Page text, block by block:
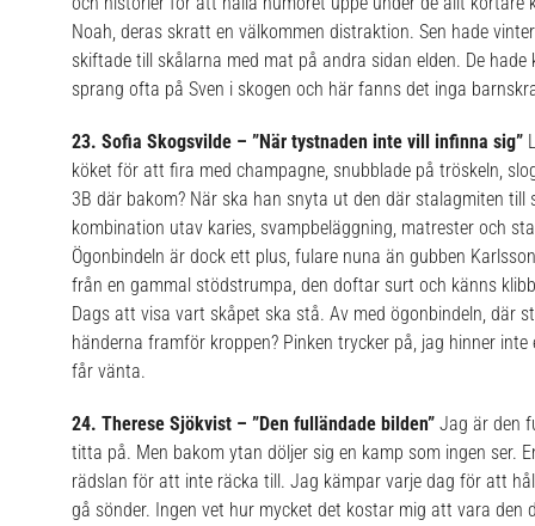
Noah, deras skratt en välkommen distraktion. Sen hade
skiftade till skålarna med mat på andra sidan elden. De
sprang ofta på Sven i skogen och här fanns det inga
23. Sofia Skogsvilde – ”När tystnaden inte vill infinna sig”
köket för att fira med champagne, snubblade på tröskeln,
3B där bakom? När ska han snyta ut den där stalagmiten till
kombination utav karies, svampbeläggning, matrester och
Ögonbindeln är dock ett plus, fulare nuna än gubben
från en gammal stödstrumpa, den doftar surt och känns
Dags att visa vart skåpet ska stå. Av med ögonbindeln, där
händerna framför kroppen? Pinken trycker på, jag hinner
får vänta.
24. Therese Sjökvist – ”Den fulländade bilden” Jag är den
titta på. Men bakom ytan döljer sig en kamp som ingen ser.
rädslan för att inte räcka till. Jag kämpar varje dag för att
gå sönder. Ingen vet hur mycket det kostar mig att vara den